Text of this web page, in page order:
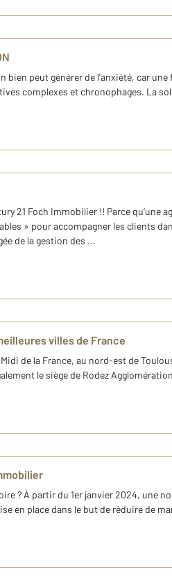
bien peut générer de l'anxiété, car
complexes et chronophages. La
21 Foch Immobilier !! Parce
» pour accompagner les clients
de la gestion des ...
villes de France
de la France, au nord-est de
le siège de Rodez
? À partir du 1er janvier 2024, une
en place dans le but de réduire de